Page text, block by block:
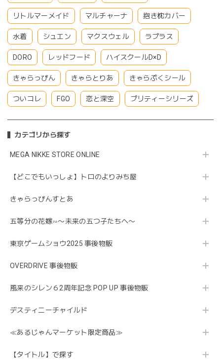
リトルマーメイド マルチャーナ 抱き枕カバー
水着 シュエン マクスウェル ラプラス
DORO レッドフード ハイスクールD×D
きゃらっぴん きゃらとりあ きゃらぷくシール
ついコレ FGO 恋と深空 プリティーシリーズ
カテゴリから探す
MEGA NIKKE STORE ONLINE
【どこでもいっしょ】トロのよりみち屋
きゃらっぴんすとあ
五等分の花嫁∽〜未来の五つ子たちへ〜
東京ゲームショウ2025 事後物販
OVERDRIVE 事後物販
風来のシレン６2周年記念 POP UP 事後物販
デスティニーチャイルド
≪あるじゃんマーケット限定商品≫
【タイトル】で探す